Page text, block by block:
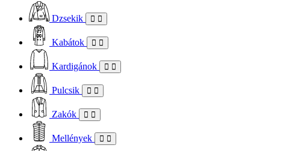
Dzsekik
Kabátok
Kardigánok
Pulcsik
Zakók
Mellények